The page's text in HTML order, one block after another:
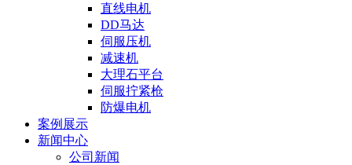
直线电机
DD马达
伺服压机
减速机
大理石平台
伺服拧紧枪
防爆电机
案例展示
新闻中心
公司新闻